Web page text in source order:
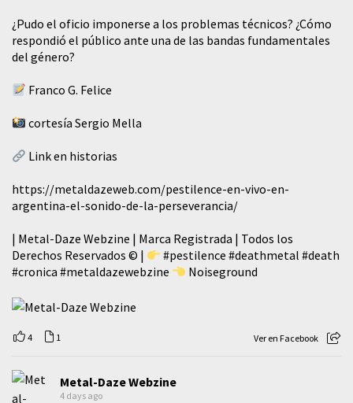
¿Pudo el oficio imponerse a los problemas técnicos? ¿Cómo
respondió el público ante una de las bandas fundamentales
del género?
Franco G. Felice
cortesía Sergio Mella
Link en historias
https://metaldazeweb.com/pestilence-en-vivo-en-
argentina-el-sonido-de-la-perseverancia/
| Metal-Daze Webzine | Marca Registrada | Todos los
Derechos Reservados © |
#pestilence #deathmetal #death
#cronica #metaldazewebzine Noiseground
4 1 Ver en Facebook
Metal-Daze Webzine
4 days ago